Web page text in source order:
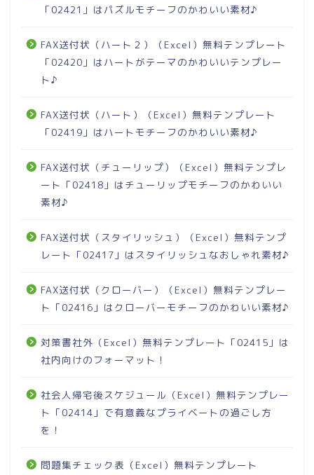
「02421」はパズルモチーフのかわいい素材♪
FAX送付状（ハート２）（Excel）無料テンプレート
「02420」はハートがテーマのかわいいテンプレー
ト♪
FAX送付状（ハート）（Excel）無料テンプレート
「02419」はハートモチーフのかわいい素材♪
FAX送付状（チューリップ）（Excel）無料テンプレ
ート「02418」はチューリップモチーフのかわいい
素材♪
FAX送付状（スタイリッシュ）（Excel）無料テンプ
レート「02417」はスタイリッシュなおしゃれ素材♪
FAX送付状（クローバー）（Excel）無料テンプレー
ト「02416」はクローバーモチーフのかわいい素材♪
対策書社外（Excel）無料テンプレート「02415」は
社内向けのフォーマット！
社会人帰宅後スケジュール（Excel）無料テンプレー
ト「02414」で有意義なプライベートの過ごし方
を！
問題集チェック表（Excel）無料テンプレート